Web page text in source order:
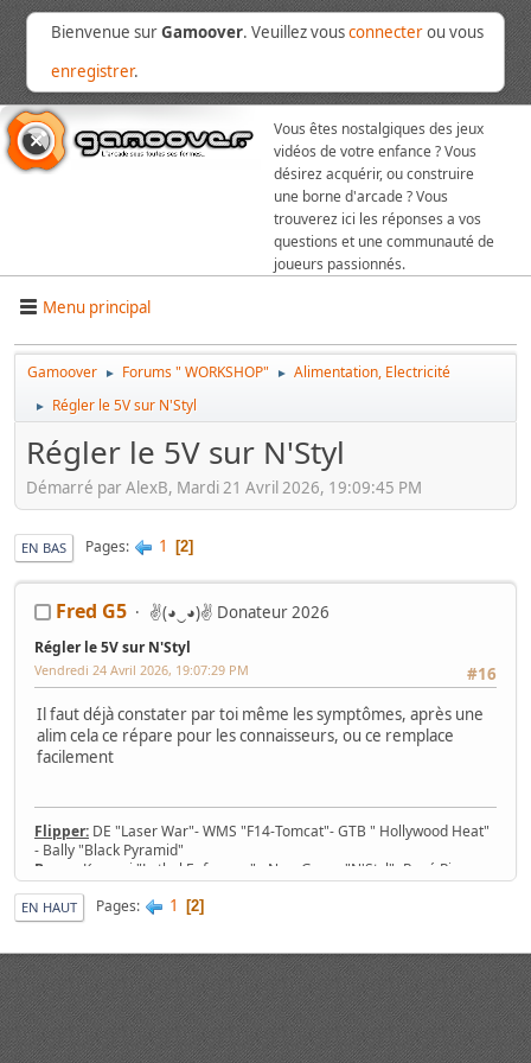
Bienvenue surGamoover. Veuillez vousconnecterou vous
enregistrer.
Vous êtes nostalgiques des jeux
vidéos de votre enfance ? Vous
désirez acquérir, ou construire
une borne d'arcade ? Vous
trouverez ici les réponses a vos
questions et une communauté de
joueurs passionnés.
Menu principal
Gamoover ► Forums " WORKSHOP" ► Alimentation, Electricité
► Régler le 5V sur N'Styl
Régler le 5V sur N'Styl
Démarré par AlexB, Mardi 21 Avril 2026, 19:09:45 PM
EN BAS Pages 1 2
Fred G5 ✌(◕‿◕)✌ Donateur 2026
Régler le 5V sur N'Styl
#16
Vendredi 24 Avril 2026, 19:07:29 PM
Il faut déjà constater par toi même les symptômes, après une
alim cela ce répare pour les connaisseurs, ou ce remplace
facilement
Flipper: DE "Laser War"- WMS "F14-Tomcat"- GTB " Hollywood Heat"
- Bally "Black Pyramid"
Borne:
Konami "Lethal Enforcers" - New Game "N'Styl"- René Pierre
1982 - Jeutel Neo Geo 16/9 - Simulateur Twin Konami "Midnight Run
Road Fighter 2"
Jeu/Système de jeu:
Console:Nintendo SNES 2CHIP, SNES 1CHIP-02 + 43 jeux
EN HAUT Pages 1 2